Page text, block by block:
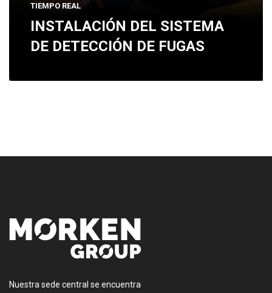
TIEMPO REAL
INSTALACIÓN DEL SISTEMA
DE DETECCIÓN DE FUGAS
Nuestra sede central se encuentra